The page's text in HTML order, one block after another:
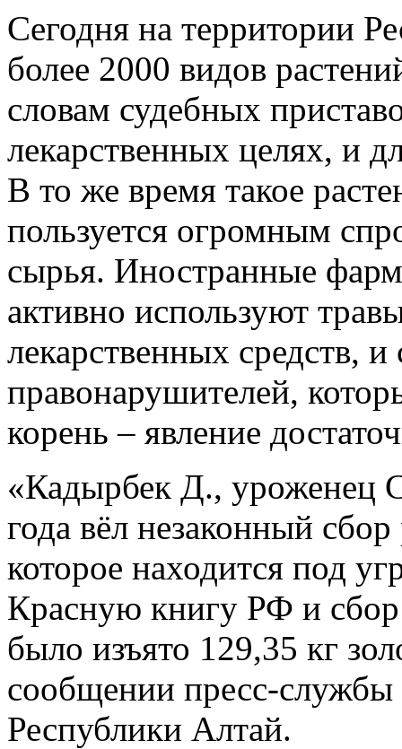
Сегодня на территории
более 2000 видов
словам судебных
лекарственных целях, и
В то же время такое
пользуется огромным
сырья. Иностранные
активно используют
лекарственных средств,
правонарушителей,
корень – явление
«Кадырбек Д., уроженец
года вёл незаконный
которое находится под
Красную книгу РФ и сбор
было изъято 129,35 кг
сообщении пресс-службы
Республики Алтай.